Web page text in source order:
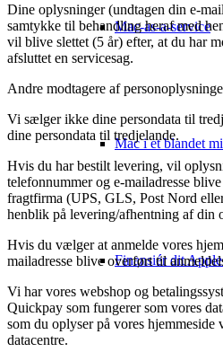
Mac-as-a-service
Mac i et blandet
Finansiér dit
Dine oplysninger (undtagen din e-
samtykke til behandling heraf med
vil blive slettet (5 år) efter, at du har
afsluttet en servicesag.
Andre modtagere af
Vi sælger ikke dine persondata til
dine persondata til tredjelande.
Hvis du har bestilt levering, vil
telefonnummer og e-mailadresse
fragtfirma (UPS, GLS, Post Nord
henblik på levering/afhentning af din
Hvis du vælger at anmelde vores
mailadresse blive overført til
Vi har vores webshop og
Quickpay som fungerer som vores
som du oplyser på vores
datacentre.